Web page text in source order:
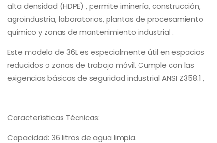
alta densidad (HDPE) , permite iminería, construcción,
agroindustria, laboratorios, plantas de procesamiento
químico y zonas de mantenimiento industrial .
Este modelo de 36L es especialmente útil en espacios
reducidos o zonas de trabajo móvil. Cumple con las
exigencias básicas de seguridad industrial ANSI Z358.1 ,
Características Técnicas:
Capacidad: 36 litros de agua limpia.